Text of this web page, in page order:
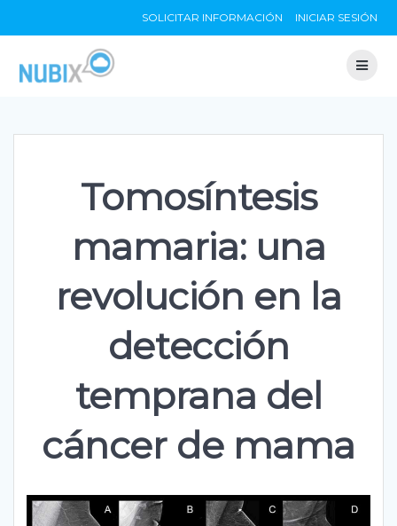
to
SOLICITAR INFORMACIÓN INICIAR SESIÓN
Tomosíntesis
mamaria: una
revolución en la
detección
temprana del
cáncer de mama